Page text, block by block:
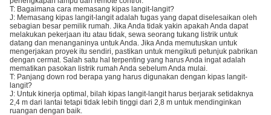
T: Bagaimana cara memasang kipas langit-langit?
J: Memasang kipas langit-langit adalah tugas yang dapat diselesaikan oleh
sebagian besar pemilik rumah. Jika Anda tidak yakin apakah Anda dapat
melakukan pekerjaan itu atau tidak, sewa seorang tukang listrik untuk
datang dan menanganinya untuk Anda. Jika Anda memutuskan untuk
mengerjakan proyek itu sendiri, pastikan untuk mengikuti petunjuk pabrikan
dengan cermat. Salah satu hal terpenting yang harus Anda ingat adalah
mematikan pasokan listrik rumah Anda sebelum Anda mulai.
T: Panjang down rod berapa yang harus digunakan dengan kipas langit-
langit?
J: Untuk kinerja optimal, bilah kipas langit-langit harus berjarak setidaknya
2,4 m dari lantai tetapi tidak lebih tinggi dari 2,8 m untuk mendinginkan
ruangan dengan baik.